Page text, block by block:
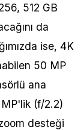
512 GB
da
ise, 4K
50 MP
ana
(f/2.2)
desteği